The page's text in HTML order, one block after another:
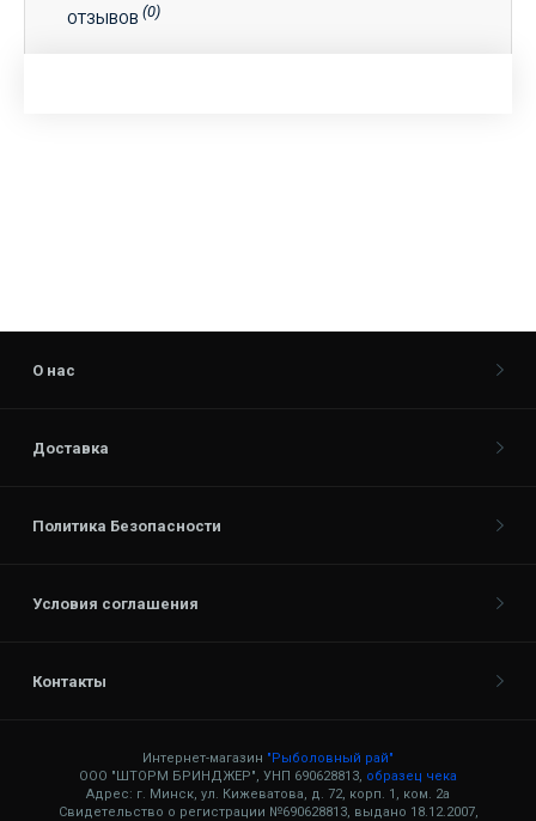
ОТЗЫВОВ (0)
О нас
Доставка
Политика Безопасности
Условия соглашения
Контакты
Интернет-магазин "Рыболовный рай"
ООО "ШТОРМ БРИНДЖЕР", УНП 690628813, образец чека
Адрес: г. Минск, ул. Кижеватова, д. 72, корп. 1, ком. 2а
Свидетельство о регистрации №690628813, выдано 18.12.2007,